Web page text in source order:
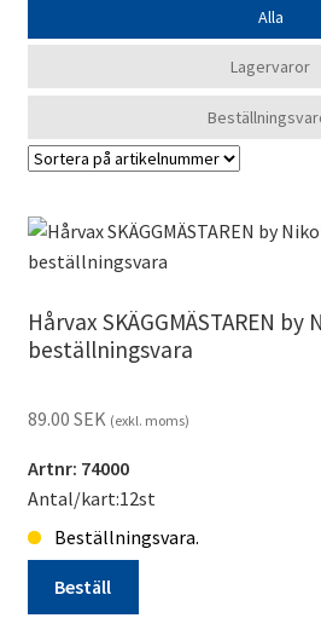
Alla
Lagervaror
Hårvax SKÄGGMÄSTAREN by
beställningsvara
89.00 SEK (exkl. moms)
Artnr: 74000
Antal/kart:12st
Beställningsvara.
Beställ